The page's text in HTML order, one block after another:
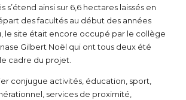
s’étend ainsi sur 6,6 hectares laissés en
des facultés au début des années
le site était encore occupé par le collège
Gilbert Noël qui ont tous deux été
cadre du projet.
conjugue activités, éducation, sport,
services de proximité,